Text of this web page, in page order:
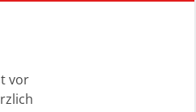
vor